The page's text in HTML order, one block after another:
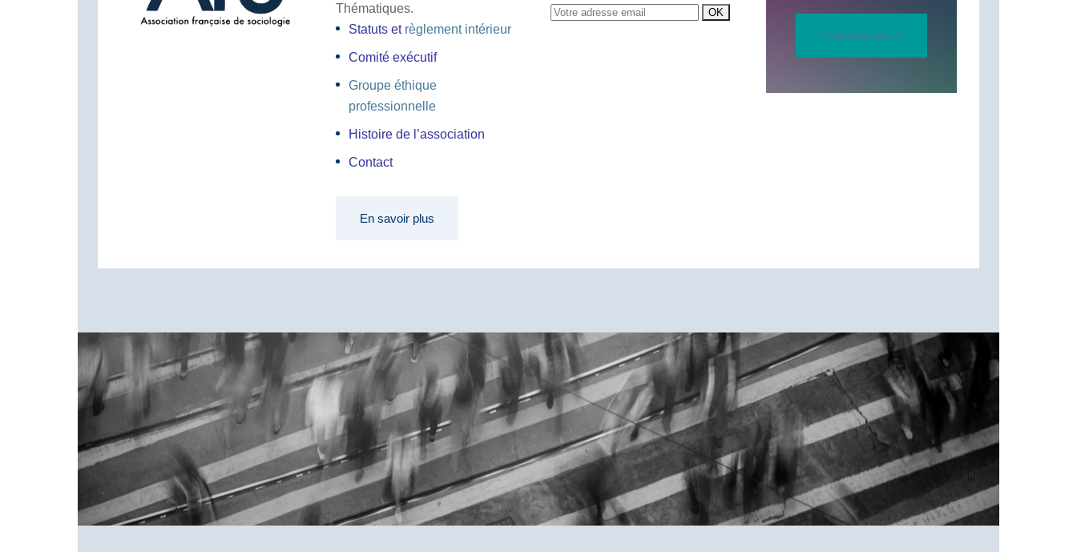
Thématiques.
Statutset règlement intérieur
Comité exécutif
Groupe éthique
professionnelle
Histoire de l’association
Contact
En savoir plus
Contactez-nous